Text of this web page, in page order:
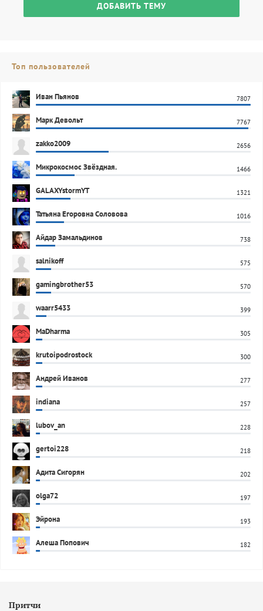
ДОБАВИТЬ ТЕМУ
Топ пользователей
Иван Пьянов 7807
Марк Девольт 7767
zakko2009 2656
Микрокосмос Звёздная. 1466
GALAXYstormYT 1321
Татьяна Егоровна Соловова 1016
Айдар Замальдинов 738
salnikoff 575
gamingbrother53 570
waarr5433 399
MaDharma 305
krutoipodrostock 300
Андрей Иванов 277
indiana 257
lubov_an 228
gertoi228 218
Адита Сигорян 202
olga72 197
Эйрона 193
Алеша Попович 182
Притчи